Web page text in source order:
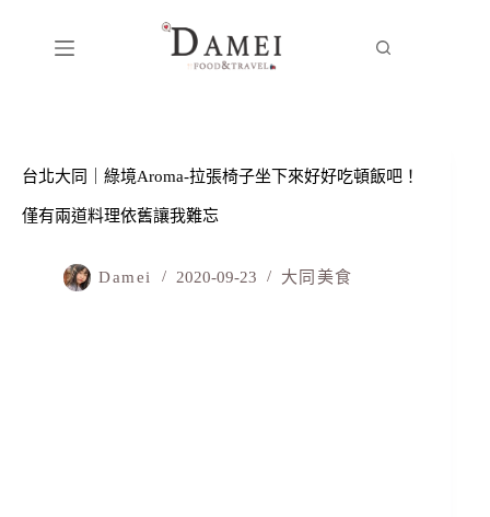
台北大同｜綠境Aroma-拉張椅子坐下來好好吃頓飯吧！
僅有兩道料理依舊讓我難忘
Damei 2020-09-23 大同美食